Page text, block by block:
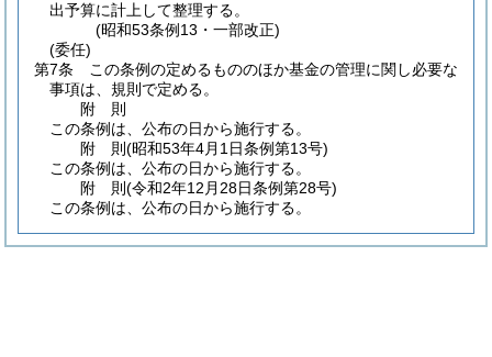
出予算に計上して整理する。
(昭和53条例13・一部改正)
(委任)
第7条
この条例の定めるもののほか基金の管理に関し必要な
事項は、規則で定める。
附 則
この条例は、公布の日から施行する。
附 則(昭和53年4月1日条例第13号)
この条例は、公布の日から施行する。
附 則(令和2年12月28日条例第28号)
この条例は、公布の日から施行する。